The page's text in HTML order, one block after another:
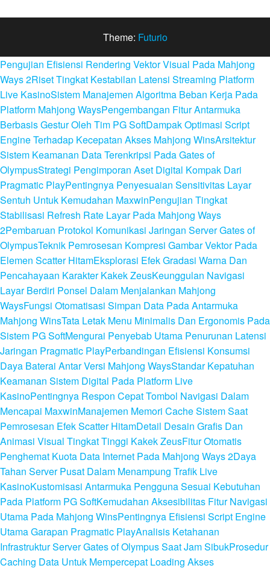
Theme: Futurio
Pengujian Efisiensi Rendering Vektor Visual Pada Mahjong
Ways 2Riset Tingkat Kestabilan Latensi Streaming Platform
Live KasinoSistem Manajemen Algoritma Beban Kerja Pada
Platform Mahjong WaysPengembangan Fitur Antarmuka
Berbasis Gestur Oleh Tim PG SoftDampak Optimasi Script
Engine Terhadap Kecepatan Akses Mahjong WinsArsitektur
Sistem Keamanan Data Terenkripsi Pada Gates of
OlympusStrategi Pengimporan Aset Digital Kompak Dari
Pragmatic PlayPentingnya Penyesuaian Sensitivitas Layar
Sentuh Untuk Kemudahan MaxwinPengujian Tingkat
Stabilisasi Refresh Rate Layar Pada Mahjong Ways
2Pembaruan Protokol Komunikasi Jaringan Server Gates of
OlympusTeknik Pemrosesan Kompresi Gambar Vektor Pada
Elemen Scatter HitamEksplorasi Efek Gradasi Warna Dan
Pencahayaan Karakter Kakek ZeusKeunggulan Navigasi
Layar Berdiri Ponsel Dalam Menjalankan Mahjong
WaysFungsi Otomatisasi Simpan Data Pada Antarmuka
Mahjong WinsTata Letak Menu Minimalis Dan Ergonomis Pada
Sistem PG SoftMengurai Penyebab Utama Penurunan Latensi
Jaringan Pragmatic PlayPerbandingan Efisiensi Konsumsi
Daya Baterai Antar Versi Mahjong WaysStandar Kepatuhan
Keamanan Sistem Digital Pada Platform Live
KasinoPentingnya Respon Cepat Tombol Navigasi Dalam
Mencapai MaxwinManajemen Memori Cache Sistem Saat
Pemrosesan Efek Scatter HitamDetail Desain Grafis Dan
Animasi Visual Tingkat Tinggi Kakek ZeusFitur Otomatis
Penghemat Kuota Data Internet Pada Mahjong Ways 2Daya
Tahan Server Pusat Dalam Menampung Trafik Live
KasinoKustomisasi Antarmuka Pengguna Sesuai Kebutuhan
Pada Platform PG SoftKemudahan Aksesibilitas Fitur Navigasi
Utama Pada Mahjong WinsPentingnya Efisiensi Script Engine
Utama Garapan Pragmatic PlayAnalisis Ketahanan
Infrastruktur Server Gates of Olympus Saat Jam SibukProsedur
Caching Data Untuk Mempercepat Loading Akses